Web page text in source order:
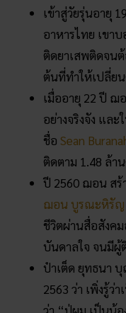
เข้าสู่วัยรุ่นอายุ
อาหารไทย เขา
ติดยาเสพติดจน
ต้นที่ทำให้เปลี่ย
เมื่ออายุ 22 ปี ฌ
อย่างจริงจัง และ
ชื่อ Sean
ติดตาม 1.48 ล้า
ปี 2560 ฌอน สร้
ฌอน บูรณะหิรัญ
ชีวิตผ่านสื่อสังค
บันดาลใจ จนมีผู้
ป๋าเต็ด ยุทธนา
2563 ว่า เพิ่งรู้